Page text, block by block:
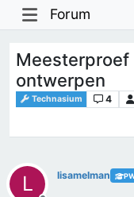
Forum
Meesterproef
ontwerpen
Technasium 4
L lisamelman